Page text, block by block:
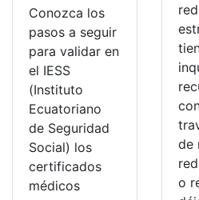
Conozca los
pasos a seguir
para validar en
el IESS
(Instituto
Ecuatoriano
de Seguridad
Social) los
certificados
médicos
de
o